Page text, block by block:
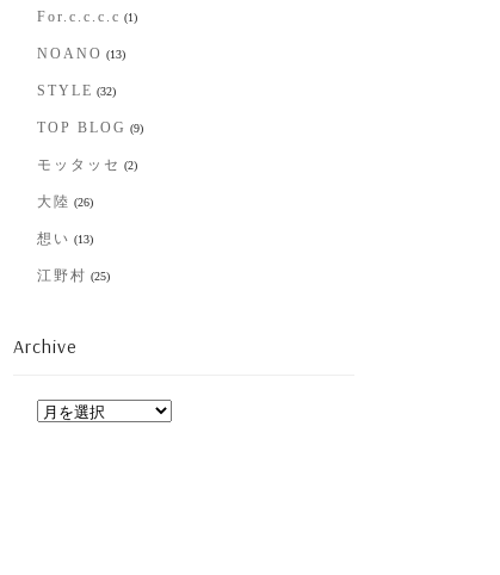
For.c.c.c.c (1)
NOANO (13)
STYLE (32)
TOP BLOG (9)
モッタッセ (2)
大陸 (26)
想い (13)
江野村 (25)
Archive